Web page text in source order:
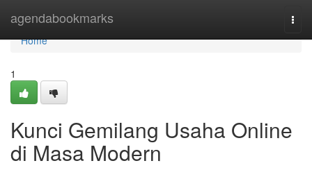
agendabookmarks
Home
Home
1
Kunci Gemilang Usaha Online
di Masa Modern